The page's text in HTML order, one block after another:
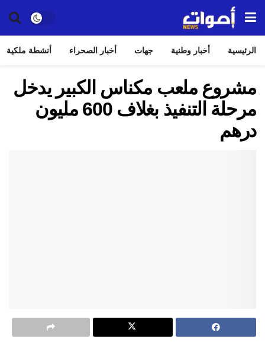
الرئيسية أخبار وطنية جهات أخبار الصحراء أنشطة ملكية
مشروع ملعب مكناس الكبير يدخل
مرحلة التنفيذ بغلاف 600 مليون
درهم